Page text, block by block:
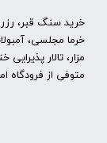
خرید سنگ قبر،
خرما مجلسی،
مزار، تالار
متوفی از فرودگاه